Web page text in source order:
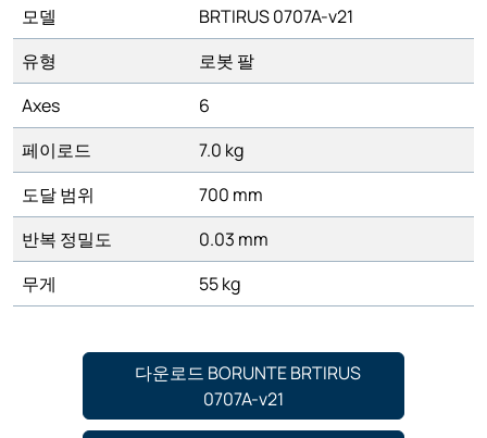
모델
BRTIRUS 0707A-v21
유형
로봇 팔
Axes
6
페이로드
7.0 kg
도달 범위
700 mm
반복 정밀도
0.03 mm
무게
55 kg
다운로드 BORUNTE BRTIRUS
0707A-v21